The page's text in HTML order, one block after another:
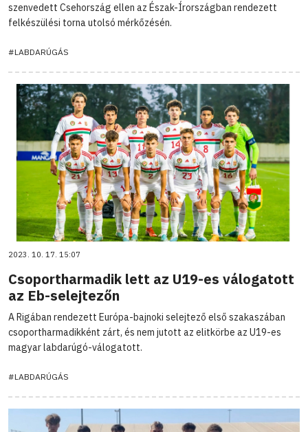
szenvedett Csehország ellen az Észak-Írországban rendezett
felkészülési torna utolsó mérkőzésén.
#LABDARÚGÁS
2023. 10. 17. 15:07
Csoportharmadik lett az U19-es válogatott
az Eb-selejtezőn
A Rigában rendezett Európa-bajnoki selejtező első szakaszában
csoportharmadikként zárt, és nem jutott az elitkörbe az U19-es
magyar labdarúgó-válogatott.
#LABDARÚGÁS